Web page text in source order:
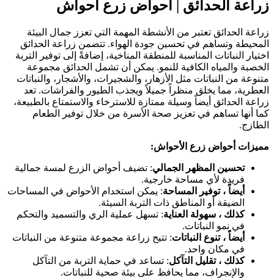
زراعة الحدائق | احواض زرع احواش
زراعة الحدائق تعتبر من الأنشطة المهمة التي تعزز جمال البيئة
المحيطة وتساهم في تحسين جودة الهواء. تتضمن زراعة الحدائق
اختيار النباتات المناسبة للمنطقة المناخية، إضافةً إلى توفير التربة
الخصبة والمياه الكافية للنمو. يمكن أن تشمل الحدائق مجموعة
متنوعة من النباتات مثل الأزهار، والشجيرات، والأشجار، والنباتات
العطرية، مما يخلق منظراً جميلاً ويجذب الطيور والفراشات. تعد
زراعة الحدائق أيضاً وسيلة ممتازة للاسترخاء والاستمتاع بالطبيعة،
كما أنها تساهم في تعزيز صحة الأسرة من خلال توفير الطعام
الطازج.
مميزات أحواض زرع الأحواش:
تحسين المظهر الجمالي: تضيف أحواض الزرع لمسة جمالية
فريدة لأي مساحة خارجية.
أيضاً ، توفير المساحة: يمكن استخدام الأحواض في المساحات
الضيقة أو المناطق ذات التربة السيئة.
كذلك ، سهولة العناية: تسهل عملية الري والتسميد والتحكم
في نمو النباتات.
أيضاً ، تنوع النباتات: تتيح زراعة مجموعة متنوعة من النباتات
في مكان واحد.
كذلك ، تقليل التآكل: تساعد في حماية التربة من التآكل
والإنجراف، مما يحافظ على بيئة صحية للنباتات.